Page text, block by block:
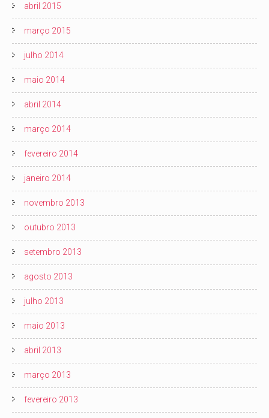
abril 2015
março 2015
julho 2014
maio 2014
abril 2014
março 2014
fevereiro 2014
janeiro 2014
novembro 2013
outubro 2013
setembro 2013
agosto 2013
julho 2013
maio 2013
abril 2013
março 2013
fevereiro 2013